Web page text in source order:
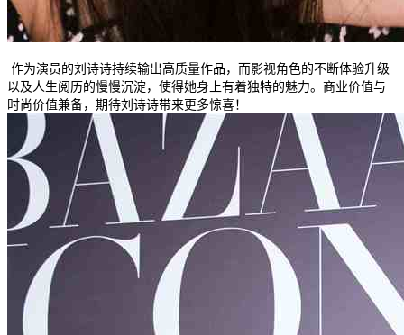
作为演员的刘诗诗持续输出高质量作品，而影视角色的不断体验升级
以及人生阅历的慢慢沉淀，使得她身上有着独特的魅力。商业价值与
时尚价值兼备，期待刘诗诗带来更多惊喜！